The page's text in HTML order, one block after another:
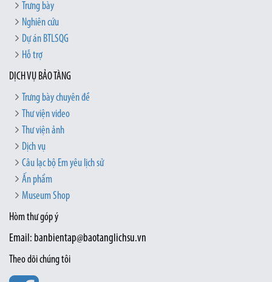
Trưng bày
Nghiên cứu
Dự án BTLSQG
Hỗ trợ
DỊCH VỤ BẢO TÀNG
Trưng bày chuyên đề
Thư viện video
Thư viện ảnh
Dịch vụ
Câu lạc bộ Em yêu lịch sử
Ấn phẩm
Museum Shop
Hòm thư góp ý
Email: banbientap@baotanglichsu.vn
Theo dõi chúng tôi